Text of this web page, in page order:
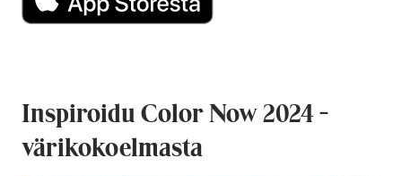
Inspiroidu Color Now 2024 -
värikokoelmasta